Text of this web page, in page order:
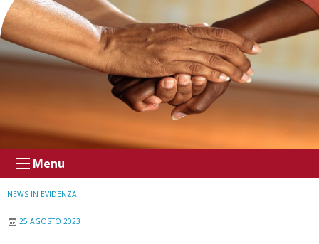
Menu
NEWS IN EVIDENZA
25 AGOSTO 2023